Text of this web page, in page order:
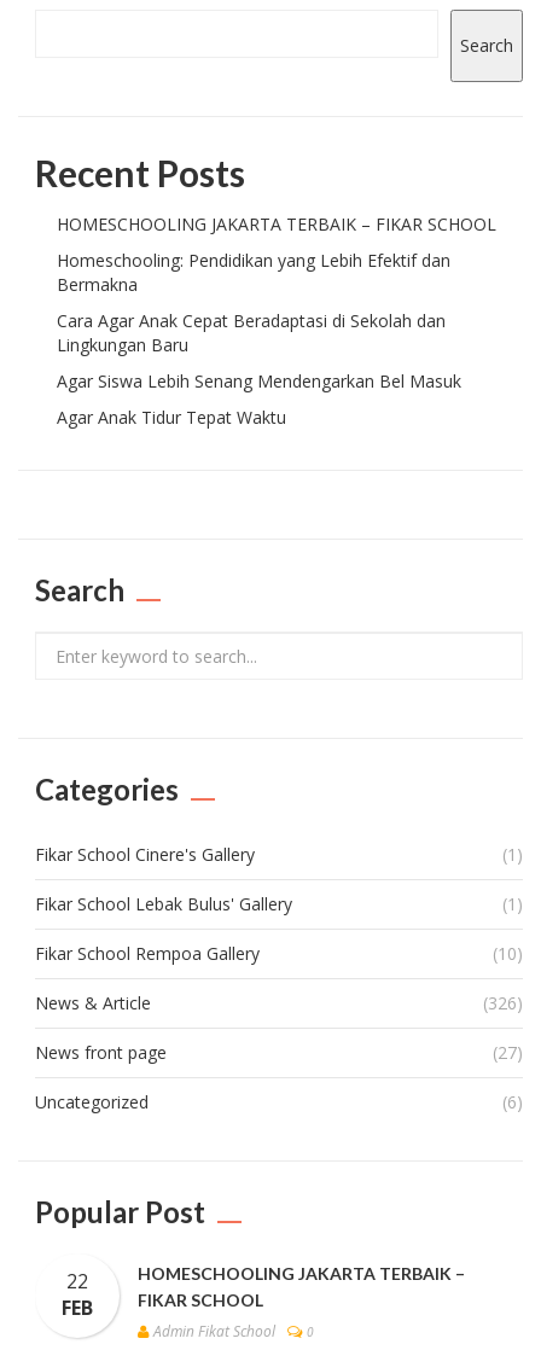
Search
Recent Posts
HOMESCHOOLING JAKARTA TERBAIK – FIKAR SCHOOL
Homeschooling: Pendidikan yang Lebih Efektif dan
Bermakna
Cara Agar Anak Cepat Beradaptasi di Sekolah dan
Lingkungan Baru
Agar Siswa Lebih Senang Mendengarkan Bel Masuk
Agar Anak Tidur Tepat Waktu
Search
Categories
Fikar School Cinere's Gallery (1)
Fikar School Lebak Bulus' Gallery (1)
Fikar School Rempoa Gallery (10)
News & Article (326)
News front page (27)
Uncategorized (6)
Popular Post
22
FEB
HOMESCHOOLING JAKARTA TERBAIK –
FIKAR SCHOOL
Admin Fikat School
0